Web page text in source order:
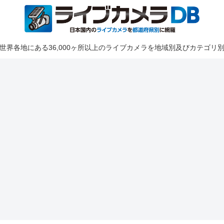
界各地にある36,000ヶ所以上のライブカメラを地域別及びカテゴリ別